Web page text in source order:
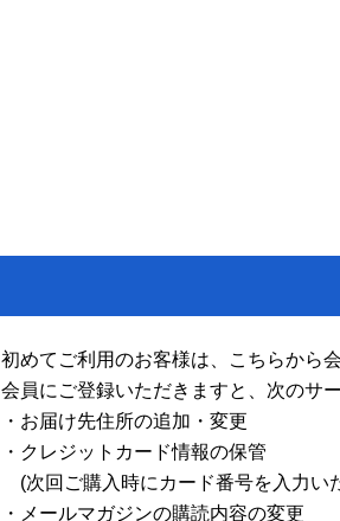
初めてご利用のお客様は、こちらから
会員にご登録いただきますと、次のサ
・お届け先住所の追加・変更
・クレジットカード情報の保管
(次回ご購入時にカード番号を入力い
・メールマガジンの購読内容の変更